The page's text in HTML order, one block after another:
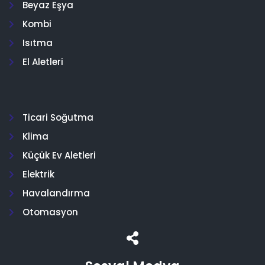
Beyaz Eşya
Kombi
Isıtma
El Aletleri
Ticari Soğutma
Klima
Küçük Ev Aletleri
Elektrik
Havalandırma
Otomasyon